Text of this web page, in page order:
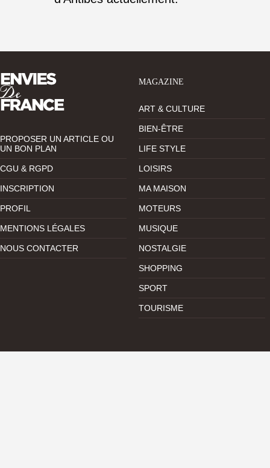
PROPOSER UN ARTICLE OU
UN BON PLAN
CGU & RGPD
INSCRIPTION
PROFIL
MENTIONS LÉGALES
NOUS CONTACTER
MAGAZINE
ART & CULTURE
BIEN-ÊTRE
LIFE STYLE
LOISIRS
MA MAISON
MOTEURS
MUSIQUE
NOSTALGIE
SHOPPING
SPORT
TOURISME